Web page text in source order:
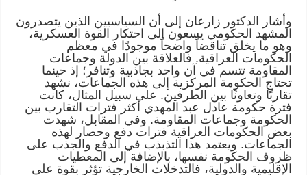
وأشار الدكتور زارعان إلى أن السياسيين الذين يتصدرون
المشهد الحكومي يسعون إلى احتكار القوة العسكرية،
وهو ما يخلق تناقضاً واضحاً موجودًا في معظم
الحكومات العراقية. فالعلاقة بين الدولة وجماعات
المقاومة تتسم في آن واحد بجاذبية وتنافر؛ إذ حينما
تحتاج الحكومة المركزية إلى هذه الجماعات، نشهد
تقاربًا وتعاونًا بين الطرفين. على سبيل المثال، كانت
فترة حكومة عادل عبد المهدي أكثر فترات التقارب بين
الحكومة وجماعات المقاومة. وفي المقابل، شهدت
بعض الحكومات العراقية فترات دفع وحصار لهذه
الجماعات. ويعتمد هذا التذبذب في الدفع والجذب على
ظروف الحكومة نفسها، بالإضافة إلى المعطيات
الإقليمية والدولية، فالتدخلات الخارجية تؤثر بقوة على